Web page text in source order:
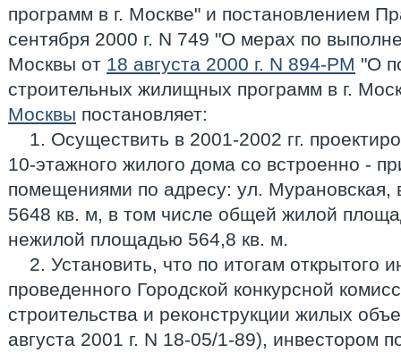
программ в г. Москве" и постановлением
сентября 2000 г. N 749 "О мерах по
Москвы от 18 августа 2000 г. N 894-РМ "О
строительных жилищных программ в г.
Москвы постановляет:
1. Осуществить в 2001-2002 гг.
10-этажного жилого дома со встроенно -
помещениями по адресу: ул.
5648 кв. м, в том числе общей жилой
нежилой площадью 564,8 кв. м.
2. Установить, что по итогам открытого
проведенного Городской конкурсной
строительства и реконструкции жилых
августа 2001 г. N 18-05/1-89), инвестором